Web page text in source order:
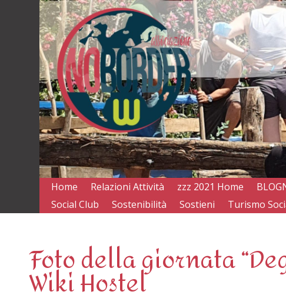
Home Relazioni Attività zzz 2021 Home
Social Club
Sostenibilità Sostieni Turismo
Foto della giornata
Wiki Hostel